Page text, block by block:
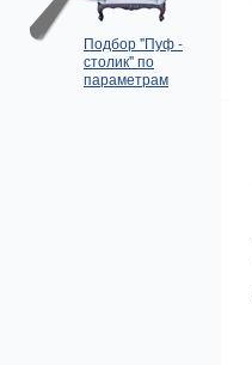
Подбор "Пуф -
столик" по
параметрам